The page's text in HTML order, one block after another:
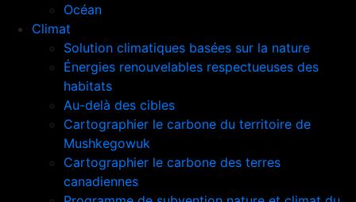
Océan
Climat
Solution climatiques basées sur la nature
Énergies renouvelables respectueuses des
habitats
Au-delà des cibles
Cartographier le carbone du territoire de
Mushkegowuk
Cartographier le carbone des terres
canadiennes